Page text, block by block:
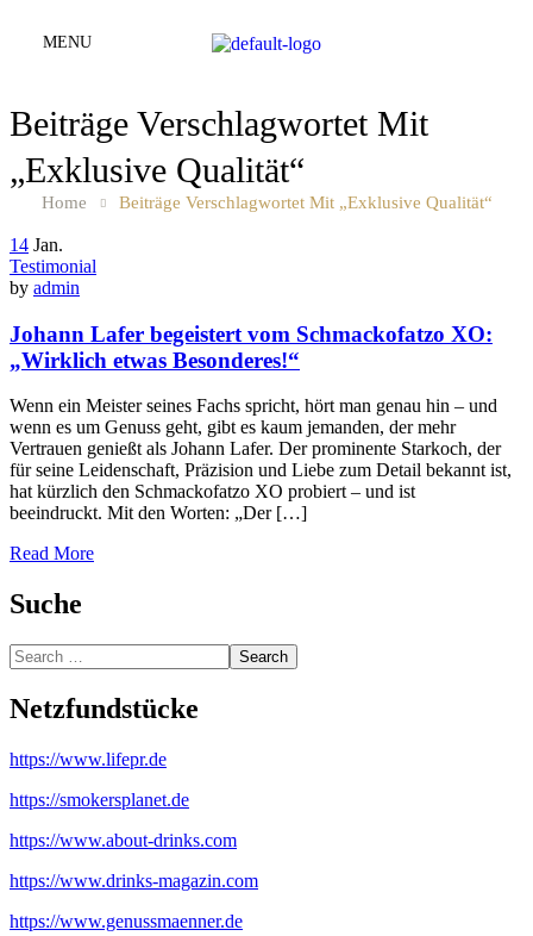
MENU
Beiträge Verschlagwortet Mit
„exklusive Qualität“
Home Beiträge Verschlagwortet Mit „exklusive Qualität“
14 Jan.
Testimonial
by admin
Johann Lafer begeistert vom Schmackofatzo XO:
„Wirklich etwas Besonderes!“
Wenn ein Meister seines Fachs spricht, hört man genau hin – und
wenn es um Genuss geht, gibt es kaum jemanden, der mehr
Vertrauen genießt als Johann Lafer. Der prominente Starkoch, der
für seine Leidenschaft, Präzision und Liebe zum Detail bekannt ist,
hat kürzlich den Schmackofatzo XO probiert – und ist
beeindruckt. Mit den Worten: „Der […]
Read More
Suche
Search
Netzfundstücke
https://www.lifepr.de
https://smokersplanet.de
https://www.about-drinks.com
https://www.drinks-magazin.com
https://www.genussmaenner.de